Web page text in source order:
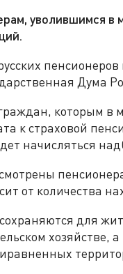
уволившимся в
Дума
которым в
к страховой
начисляться
от количества
для